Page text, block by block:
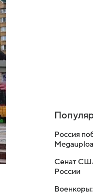
Россия
Сенат
России
Военкоры: